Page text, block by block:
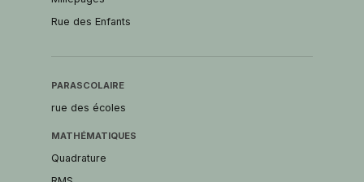
Rue des Enfants
PARASCOLAIRE
rue des écoles
MATHÉMATIQUES
Quadrature